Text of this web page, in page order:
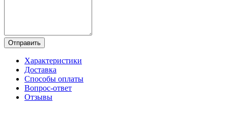
Отправить
Характеристики
Доставка
Способы оплаты
Вопрос-ответ
Отзывы